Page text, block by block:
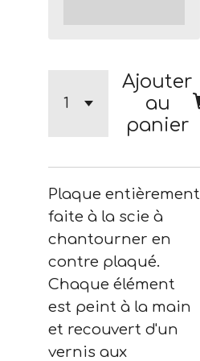
Ajouter
au
panier
Plaque entièrement
faite à la scie à
chantourner en
contre plaqué.
Chaque élément
est peint à la main
et recouvert d'un
vernis aux